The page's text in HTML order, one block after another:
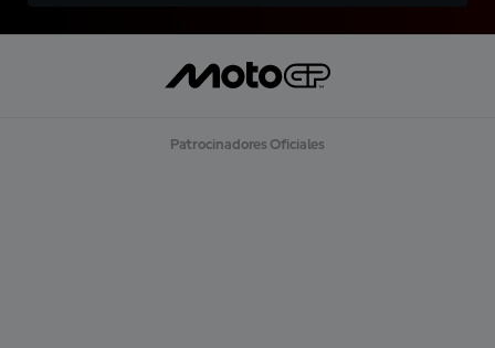
Patrocinadores Oficiales